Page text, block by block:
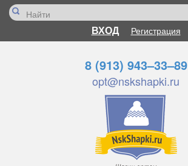
ВХОД Регистрация
8 (913) 943–33–89
opt@nskshapki.ru